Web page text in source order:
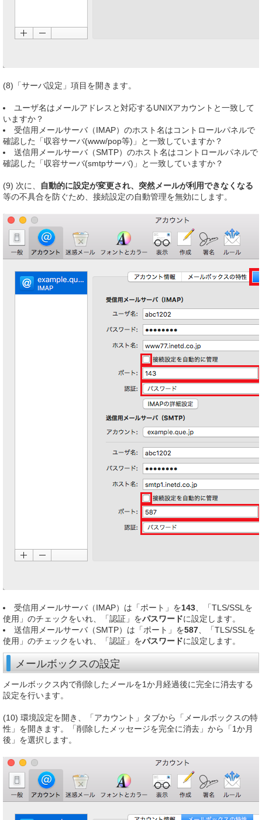
(8)「サーバ設定」項目を開きます。
ユーザ名はメールアドレスと対応するUNIXアカウントと一致して
いますか？
受信用メールサーバ（IMAP）のホスト名はコントロールパネルで
確認した「収容サーバ(www/pop等)」と一致していますか？
送信用メールサーバ（SMTP）のホスト名はコントロールパネルで
確認した「収容サーバ(smtpサーバ)」と一致していますか？
(9) 次に、
自動的に設定が変更され、突然メールが利用できなくなる
等の不具合を防ぐため、接続設定の自動管理を無効にします。
受信用メールサーバ（IMAP）は「ポート」を143 、「TLS/SSLを
使用」のチェックをいれ、「認証」をパスワードに設定します。
送信用メールサーバ（SMTP）は「ポート」を587 、「TLS/SSLを
使用」のチェックをいれ、「認証」をパスワードに設定します。
メールボックスの設定
メールボックス内で削除したメールを1か月経過後に完全に消去する
設定を行います。
(10) 環境設定を開き、「アカウント」タブから「メールボックスの特
性」を開きます。「削除したメッセージを完全に消去」から「1か月
後」を選択します。